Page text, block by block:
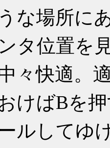
な場所に
タ位置を
々快適。
けばBを
ルしてゆ